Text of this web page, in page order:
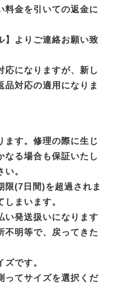
金を引いての返金に
よりご連絡お願い致
になりますが、新し
品対応の適用になりま
ます。修理の際に生じ
なる場合も保証いたし
。
限(7日間)を超過されま
まいます。
い発送扱いになります
不明等で、戻ってきた
です。
ってサイズを選択くだ